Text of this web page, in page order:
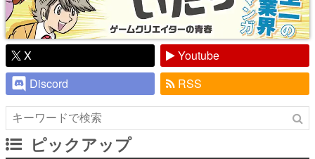
X
Youtube
Discord
RSS
ピックアップ